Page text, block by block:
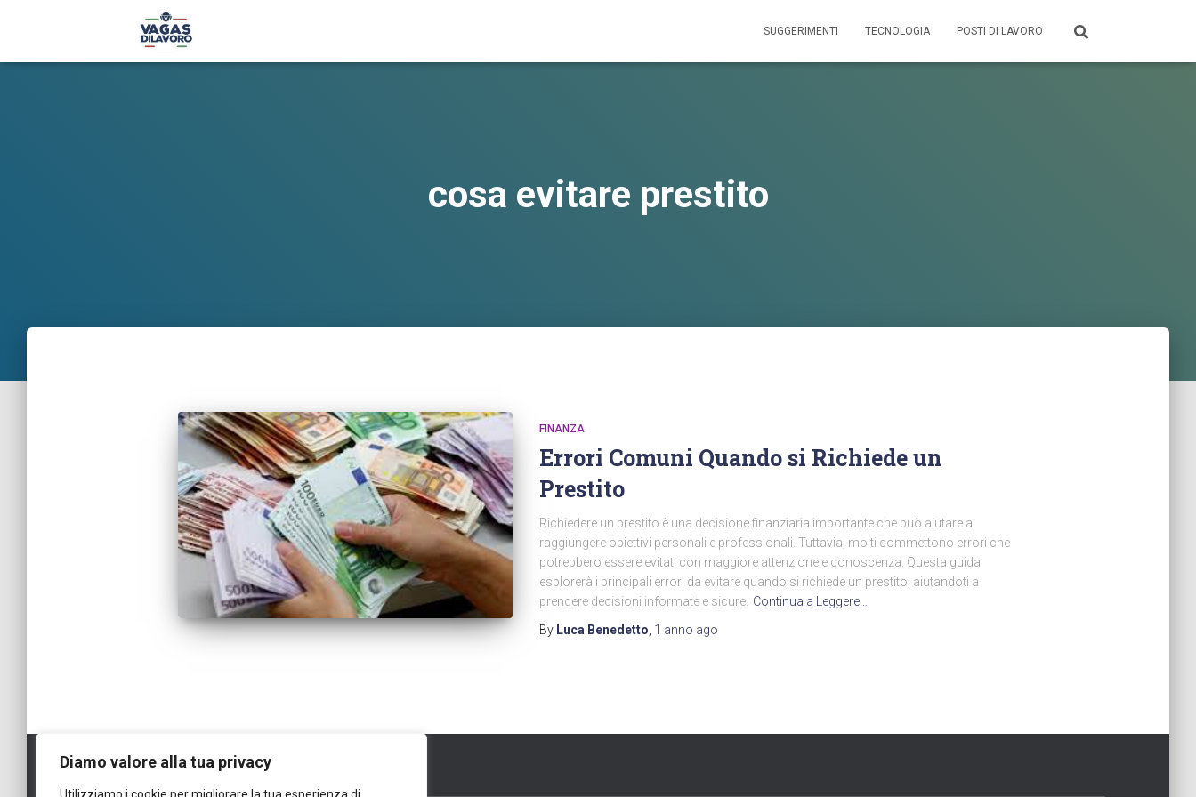
Diamo valore alla tua privacy
SUGGERIMENTI TECNOLOGIA POSTI DI LAVORO
cosa evitare prestito
FINANZA
Errori Comuni Quando si Richiede un
Prestito
Richiedere un prestito è una decisione finanziaria importante che può aiutare a
raggiungere obiettivi personali e professionali. Tuttavia, molti commettono errori che
potrebbero essere evitati con maggiore attenzione e conoscenza. Questa guida
esplorerà i principali errori da evitare quando si richiede un prestito, aiutandoti a
prendere decisioni informate e sicure. Continua a Leggere…
By Luca Benedetto 1 anno ago